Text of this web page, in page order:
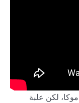
لكن علبة